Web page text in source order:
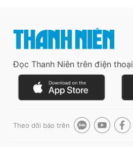
Đọc Thanh Niên trên điện thoại
Theo dõi báo trên